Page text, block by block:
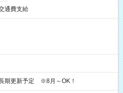
通費支給
更新予定 ※8月～OK！